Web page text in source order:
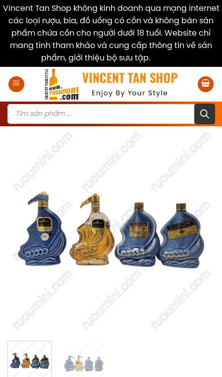
Vincent Tan Shop không kinh doanh qua mạng internet
các loại rượu, bia, đồ uống có cồn và không bán sản
phẩm chứa cồn cho người dưới 18 tuổi. Website chỉ
mang tính tham khảo và cung cấp thông tin về sản
phẩm, giới thiệu bộ sưu tập.
Products
search